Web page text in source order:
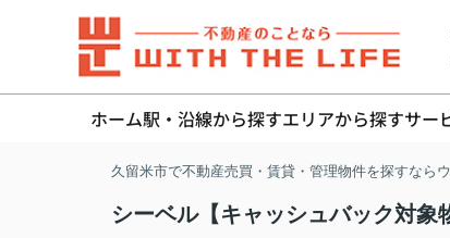
ホーム駅・沿線から探すエリアから探すサー
久留米市で不動産売買・賃貸・管理物件を探すなら
シーベル【キャッシュバック対象